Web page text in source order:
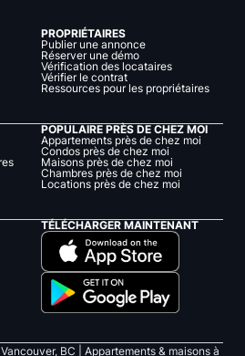
PROPRIÉTAIRES
Publier une annonce
Réserver une démo
Vérification des locataires
Vérifier le contrat
Ressources pour les propriétaires
POPULAIRE PRÈS DE CHEZ MOI
Appartements près de chez moi
Condos près de chez moi
Maisons près de chez moi
Chambres près de chez moi
Locations près de chez moi
TÉLÉCHARGER MAINTENANT
Vancouver, BC | Appartements & maisons à